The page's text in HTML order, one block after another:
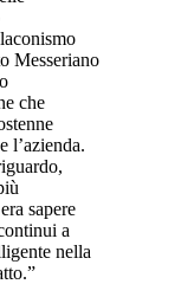
Messeriano
che
l’azienda.
sapere
a
nella